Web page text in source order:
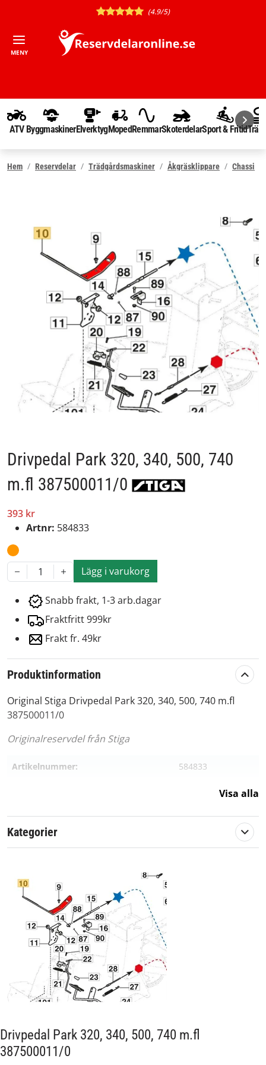
(4.9/5)
MENY
ATV ByggmaskinerElverktygMopedRemmarSkoterdelarSport & Fritid
Hem Reservdelar Trädgårdsmaskiner Åkgräsklippare Chassi
Drivpedal Park 320, 340, 500, 740
m.fl 387500011/0
393 kr
Artnr: 584833
1 Lägg i varukorg
Snabb frakt, 1-3 arb.dagar
Fraktfritt 999kr
Frakt fr. 49kr
Produktinformation
Original Stiga Drivpedal Park 320, 340, 500, 740 m.fl
387500011/0
Originalreservdel från Stiga
Artikelnummer:
584833
Visa alla
Kategorier
Drivpedal Park 320, 340, 500, 740 m.fl
387500011/0